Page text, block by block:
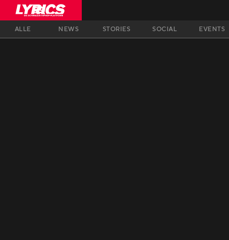
ALLE NEWS STORIES SOCIAL EVENTS